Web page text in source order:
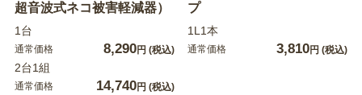
超音波式ネコ被害軽減器）
1台
通常価格 8,290円 (税込)
2台1組
通常価格 14,740円 (税込)
プ
1L1本
通常価格 3,810円 (税込)